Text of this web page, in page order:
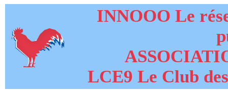
INNOOO Le
LCE9 Le Club